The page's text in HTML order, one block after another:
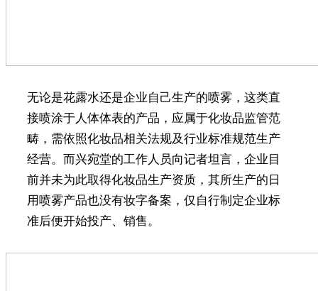
无论是花露水还是企业自己生产的喷雾，这类直
接喷涂于人体体表的产品，应属于化妆品监管范
畴，需依照化妆品相关法规及行业标准规范生产
经营。而兴宛堂的工作人员向记者坦言，企业目
前并未为此取得化妆品生产资质，其所生产的日
用喷雾产品也没有妆字备案，仅自行制定企业标
准后便开始投产、销售。